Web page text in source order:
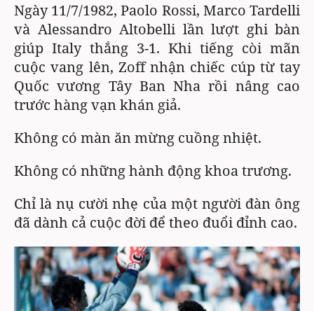
Ngày 11/7/1982, Paolo Rossi, Marco Tardelli
và Alessandro Altobelli lần lượt ghi bàn
giúp Italy thắng 3-1. Khi tiếng còi mãn
cuộc vang lên, Zoff nhận chiếc cúp từ tay
Quốc vương Tây Ban Nha rồi nâng cao
trước hàng vạn khán giả.
Không có màn ăn mừng cuồng nhiệt.
Không có những hành động khoa trương.
Chỉ là nụ cười nhẹ của một người đàn ông
đã dành cả cuộc đời để theo đuổi đỉnh cao.